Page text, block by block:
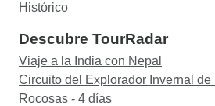
Histórico
Descubre TourRadar
Viaje a la India con Nepal
Circuito del Explorador Invernal de
Rocosas - 4 días